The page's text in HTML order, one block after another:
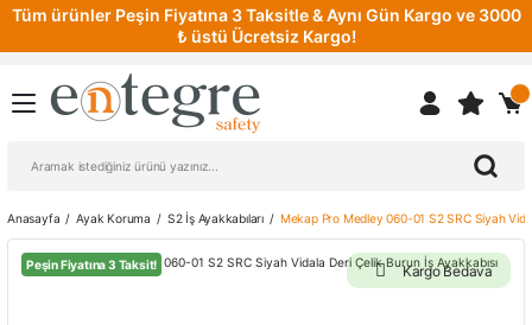
Tüm ürünler Peşin Fiyatına 3 Taksitle & Aynı Gün Kargo ve 3000
₺ üstü Ücretsiz Kargo!
Anasayfa Ayak Koruma S2 İş Ayakkabıları Mekap Pro Medley 060-01 S2 SRC Siyah
Peşin Fiyatına 3 Taksit! Kargo Bedava